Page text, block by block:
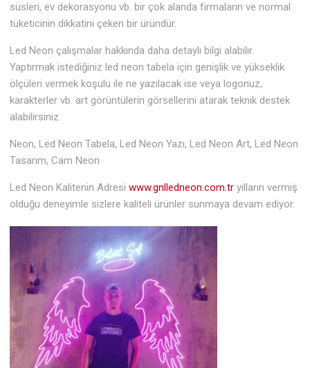
süsleri, ev dekorasyonu vb. bir çok alanda firmaların ve normal
tüketicinin dikkatini çeken bir üründür.
Led Neon çalışmalar hakkında daha detaylı bilgi alabilir.
Yaptırmak istediğiniz led neon tabela için genişlik ve yükseklik
ölçüleri vermek koşulu ile ne yazılacak ise veya logonuz,
karakterler vb. art görüntülerin görsellerini atarak teknik destek
alabilirsiniz.
Neon, Led Neon Tabela, Led Neon Yazı, Led Neon Art, Led Neon
Tasarım, Cam Neon
Led Neon Kalitenin Adresiwww.gnlledneon.com.tr yılların vermiş
olduğu deneyimle sizlere kaliteli ürünler sunmaya devam ediyor.